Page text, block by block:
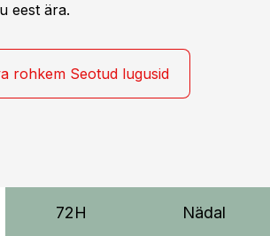
eest ära.
rohkem Seotud lugusid
72H Nädal